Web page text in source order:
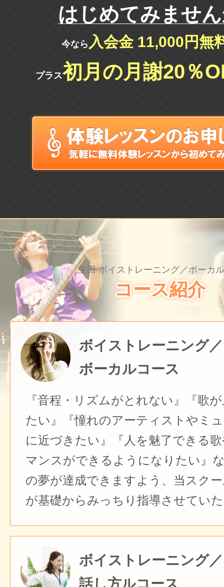
はじめてみませ
今なら 入会金 11,000円無
プラス初月の月謝20％
生田 ボイストレーニング／ボーカ
コース紹介
ボイストレーニング／
ボーカルコース
『音程・リズムがとれない』『歌
たい』『憧れのアーティストやミ
に近づきたい』『人を魅了できる
マンスができるようになりたい』
の夢が達成できますよう、当スク
が基礎からみっちり指導させてい
ボイストレーニング／